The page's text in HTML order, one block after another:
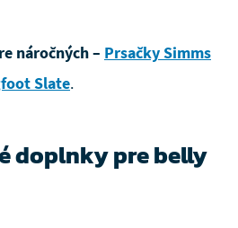
náročných – Prsačky Simms
Slate.
doplnky pre belly